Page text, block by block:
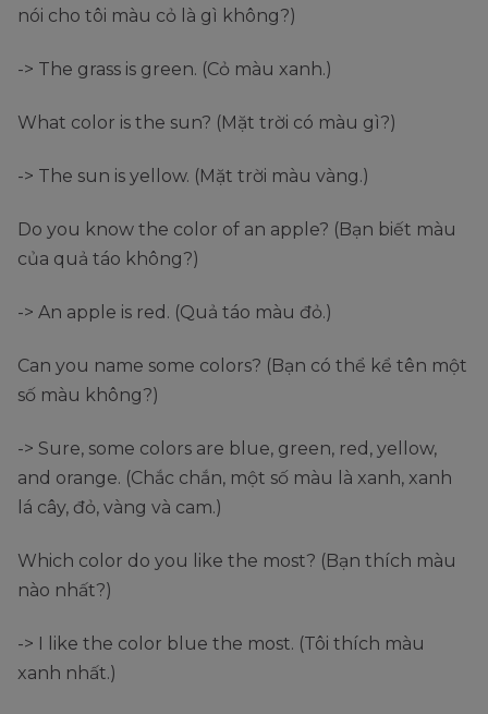
nói cho tôi màu cỏ là gì không?)
-> The grass is green. (Cỏ màu xanh.)
What color is the sun? (Mặt trời có màu gì?)
-> The sun is yellow. (Mặt trời màu vàng.)
Do you know the color of an apple? (Bạn biết màu
của quả táo không?)
-> An apple is red. (Quả táo màu đỏ.)
Can you name some colors? (Bạn có thể kể tên một
số màu không?)
-> Sure, some colors are blue, green, red, yellow,
and orange. (Chắc chắn, một số màu là xanh, xanh
lá cây, đỏ, vàng và cam.)
Which color do you like the most? (Bạn thích màu
nào nhất?)
-> I like the color blue the most. (Tôi thích màu
xanh nhất.)